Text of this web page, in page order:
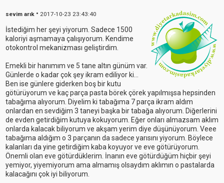
sevim arık• 2017-10-23 23:43:40
İstediğim her şeyi yiyorum. Sadece 1500
kaloriyi aşmamaya çalışıyorum. Kendime
otokontrol mekanizması geliştirdim.
Emekli bir hanımım ve 5 tane altın günüm var.
Günlerde o kadar çok şey ikram ediliyor ki...
Ben ise günlere giderken boş bir kutu
götürüyorum ve kaç parça pasta börek çörek yapılmışsa hepsinden
tabağıma alıyorum. Diyelim ki tabağıma 7 parça ikram aldım
onlardan en sevdiğim 3 taneyi başka bir tabağa alıyorum. Diğerlerini
de evden getirdiğim kutuya kokuyorum. Eğer onları almazsam aklım
onlarda kalacak biliyorum ve akşam yerim diye düşünüyorum. Veee
tabağıma aldığım o 3 parçanın da sadece yarısını yiyorum. Böylece
kalanları da yine getirdiğim kaba koyuyor ve eve götürüyorum.
Önemli olan eve götürdüklerim. İnanın eve götürdüğüm hiçbir şeyi
yemiyor, yiyemiyorum ama almamış olsaydım aklımın o pastalarda
kalacağını çok iyi biliyorum.